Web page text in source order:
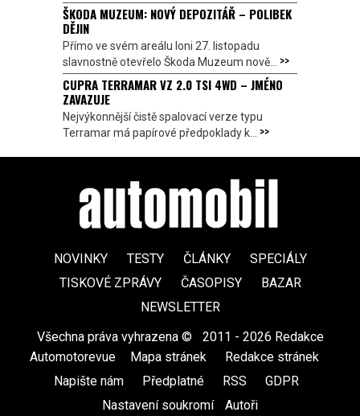
ŠKODA MUZEUM: NOVÝ DEPOZITÁŘ – POLIBEK
DĚJIN
Přímo ve svém areálu loni 27. listopadu
slavnostně otevřelo Škoda Muzeum nově... >>
CUPRA TERRAMAR VZ 2.0 TSI 4WD – JMÉNO
ZAVAZUJE
Nejvýkonnější čistě spalovací verze typu
Terramar má papírové předpoklady k... >>
NOVINKY TESTY ČLÁNKY
SPECIÁLY
TISKOVÉ ZPRÁVY
ČASOPISY
BAZAR
NEWSLETTER
Všechna práva vyhrazena ©
2011 - 2026 Redakce
Automotorevue
Mapa stránek Redakce stránek
Napište nám
Předplatné RSS GDPR
Nastavení soukromí
Autoři